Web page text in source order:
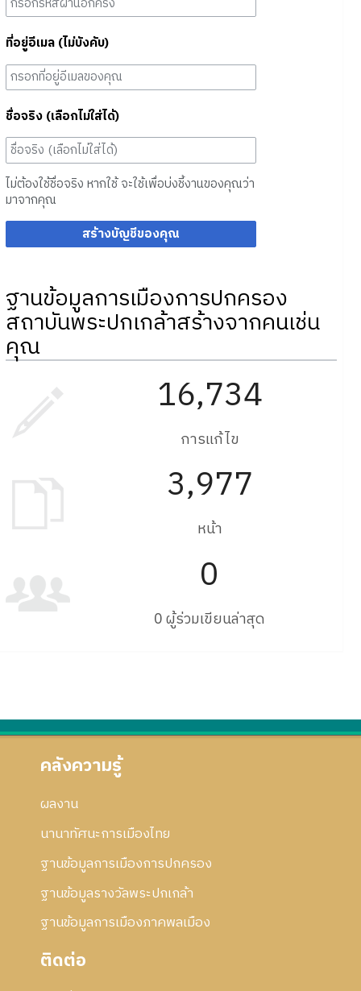
ที่อยู่อีเมล (ไม่บังคับ)
ชื่อจริง (เลือกไม่ใส่ได้)
ไม่ต้องใช้ชื่อจริง หากใช้ จะใช้เพื่อบ่งชี้งานของคุณว่า
มาจากคุณ
สร้างบัญชีของคุณ
ฐานข้อมูลการเมืองการปกครอง
สถาบันพระปกเกล้าสร้างจากคนเช่น
คุณ
16,734
การแก้ไข
3,977
หน้า
0
0 ผู้ร่วมเขียนล่าสุด
คลังความรู้
ผลงาน
นานาทัศนะการเมืองไทย
ฐานข้อมูลการเมืองการปกครอง
ฐานข้อมูลรางวัลพระปกเกล้า
ฐานข้อมูลการเมืองภาคพลเมือง
ติดต่อ